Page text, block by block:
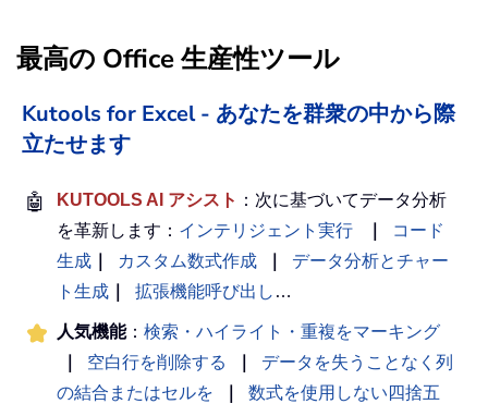
最高の Office 生産性ツール
Kutools for Excel - あなたを群衆の中から際
立たせます
🤖 KUTOOLS AI アシスト ：次に基づいてデータ分析
を革新します： インテリジェント実行
コード
生成
カスタム数式作成
データ分析とチャー
ト生成
拡張機能呼び出し …
人気機能： 検索・ハイライト・重複をマーキング
空白行を削除する
データを失うことなく列
の結合またはセルを
数式を使用しない四捨五